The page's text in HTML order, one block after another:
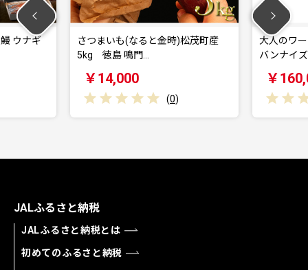
ナギ
さつまいも(なると金時)松茂町産
5kg 徳島 鳴門…
￥14,000
(0
大人のワー
バンナイズ
￥
JALふるさと納税
JALふるさと納税とは
初めてのふるさと納税